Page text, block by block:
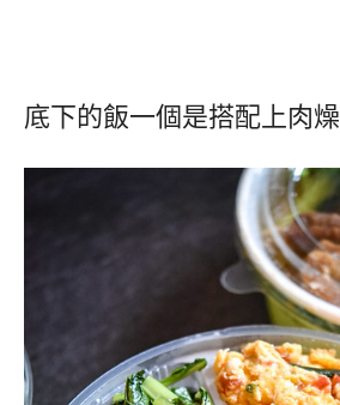
底下的飯一個是搭配上肉